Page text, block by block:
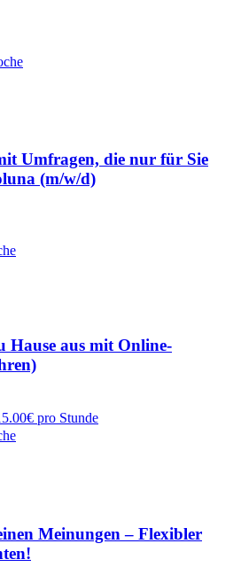
Umfragen, die nur für Sie
(m/w/d)
Hause aus mit Online-
pro Stunde
Meinungen – Flexibler